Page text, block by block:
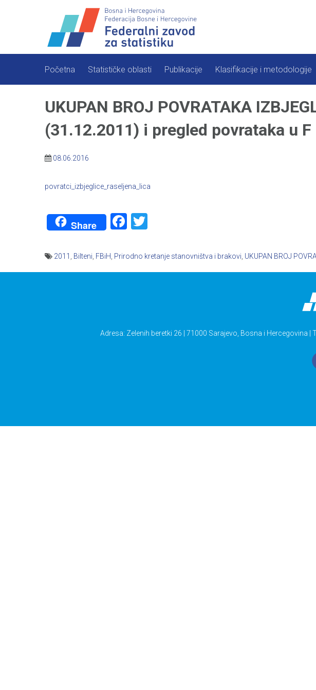
Početna Statističke oblasti Publikacije Klasifikacije i metodologije
UKUPAN BROJ POVRATAKA
(31.12.2011) i pregled povrataka u
08.06.2016
povratci_izbjeglice_raseljena_lica
Share Facebook
2011 Bilteni FBiH Prirodno kretanje stanovništva i brakovi UKUPAN BROJ
Adresa: Zelenih beretki 26 | 71000 Sarajevo, Bosna i Hercegovina |